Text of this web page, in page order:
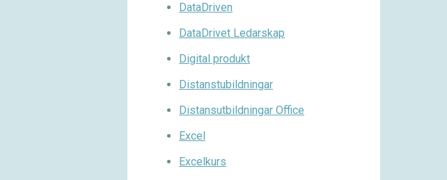
DataDriven
DataDrivet Ledarskap
Digital produkt
Distanstubildningar
Distansutbildningar Office
Excel
Excelkurs